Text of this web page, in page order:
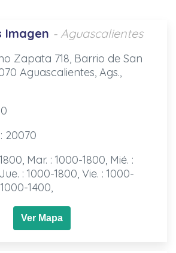
Imagen - Aguascalientes
Zapata 718, Barrio de San
Aguascalientes, Ags.,
20070
Mar. : 1000-1800, Mié. :
: 1000-1800, Vie. : 1000-
1400,
Ver Mapa